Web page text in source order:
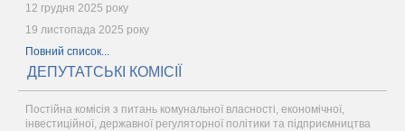
12 грудня 2025 року
19 листопада 2025 року
Повний список...
ДЕПУТАТСЬКІ КОМІСІЇ
Постійна комісія з питань комунальної власності, економічної,
інвестиційної, державної регуляторної політики та підприємництва